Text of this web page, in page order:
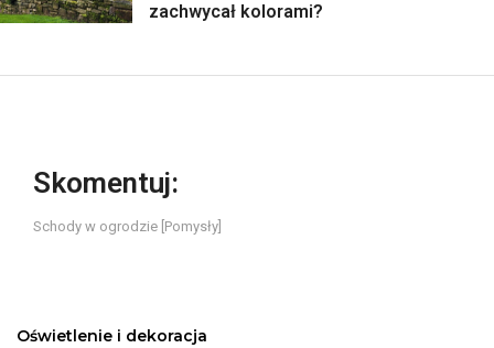
zachwycał kolorami?
Skomentuj:
Schody w ogrodzie [Pomysły]
Oświetlenie i dekoracja